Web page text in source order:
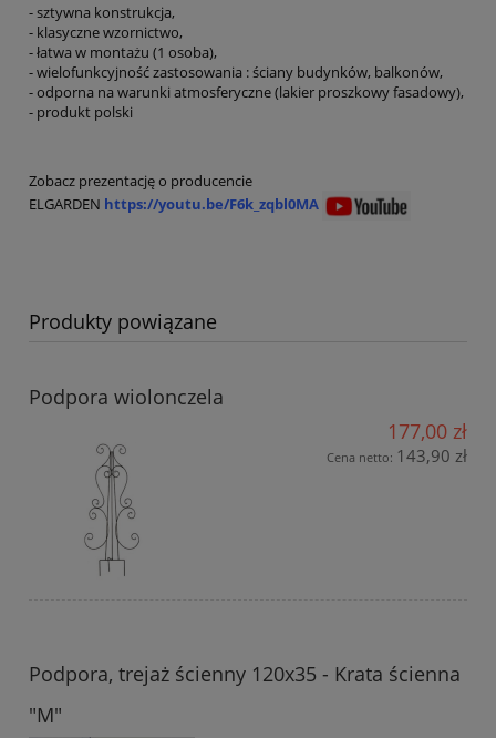
- sztywna konstrukcja,
- klasyczne wzornictwo,
- łatwa w montażu (1 osoba),
- wielofunkcyjność zastosowania : ściany budynków, balkonów,
- odporna na warunki atmosferyczne (lakier proszkowy fasadowy),
- produkt polski
Zobacz prezentację o producencie
ELGARDEN https://youtu.be/F6k_zqbl0MA
Produkty powiązane
Podpora wiolonczela
177,00 zł
Cena netto: 143,90 zł
Podpora, trejaż ścienny 120x35 - Krata ścienna
"M"